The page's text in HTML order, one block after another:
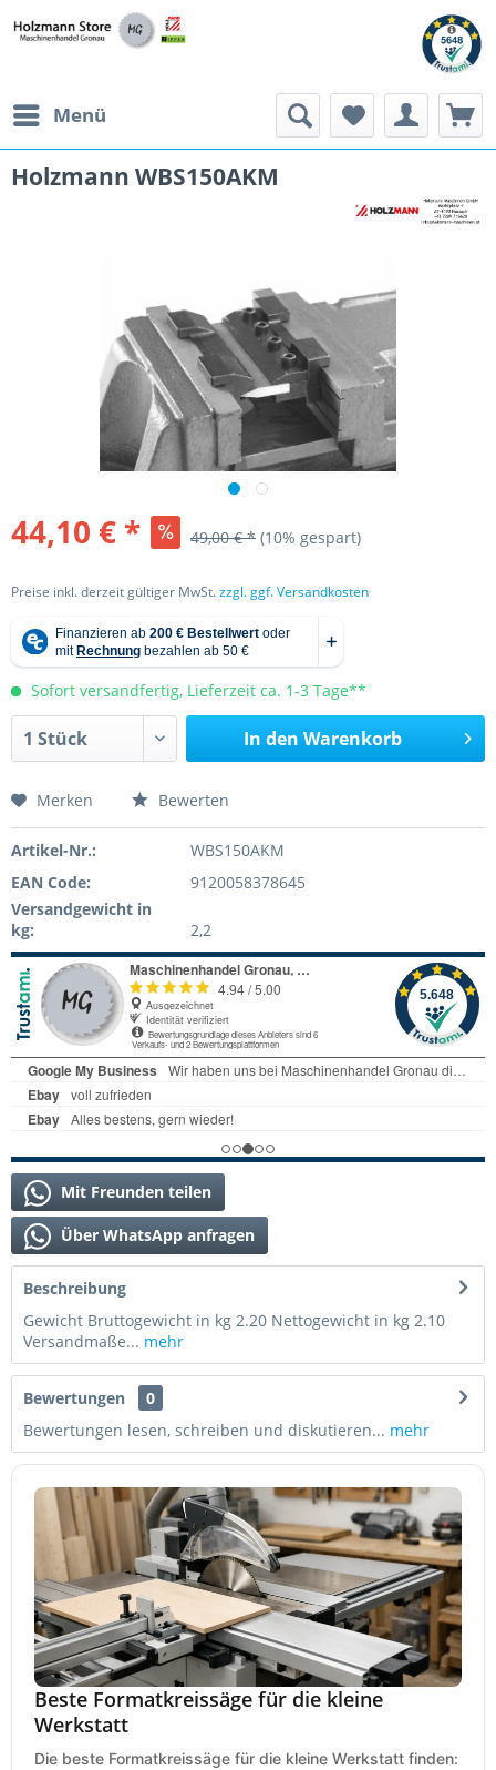
Menü
Holzmann WBS150AKM
44,10 € * 49,00 € * (10% gespart)
Preise inkl. derzeit gültiger MwSt.zzgl. ggf. Versandkosten
Sofort versandfertig, Lieferzeit ca. 1-3 Tage**
In den Warenkorb
Merken Bewerten
Artikel-Nr.:
WBS150AKM
EAN Code:
9120058378645
Versandgewicht in
kg:
2,2
Mit Freunden teilen
Über WhatsApp anfragen
Beschreibung
Gewicht Bruttogewicht in kg 2.20 Nettogewicht in kg 2.10
Versandmaße... mehr
Bewertungen
0
Bewertungen lesen, schreiben und diskutieren... mehr
Beste Formatkreissäge für die kleine
Werkstatt
Die beste Formatkreissäge für die kleine Werkstatt finden: